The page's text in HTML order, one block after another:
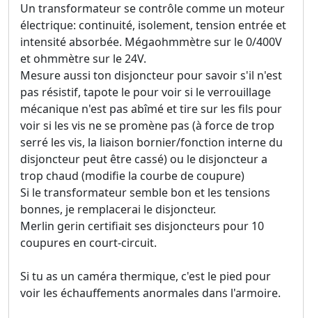
Un transformateur se contrôle comme un moteur
électrique: continuité, isolement, tension entrée et
intensité absorbée. Mégaohmmètre sur le 0/400V
et ohmmètre sur le 24V.
Mesure aussi ton disjoncteur pour savoir s'il n'est
pas résistif, tapote le pour voir si le verrouillage
mécanique n'est pas abîmé et tire sur les fils pour
voir si les vis ne se promène pas (à force de trop
serré les vis, la liaison bornier/fonction interne du
disjoncteur peut être cassé) ou le disjoncteur a
trop chaud (modifie la courbe de coupure)
Si le transformateur semble bon et les tensions
bonnes, je remplacerai le disjoncteur.
Merlin gerin certifiait ses disjoncteurs pour 10
coupures en court-circuit.
Si tu as un caméra thermique, c'est le pied pour
voir les échauffements anormales dans l'armoire.